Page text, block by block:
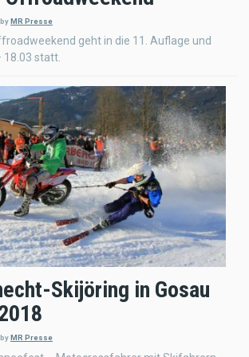
byMR Presse
geht in die 11. Auflage und
18.03 statt.
Skijöring in Gosau
byMR Presse